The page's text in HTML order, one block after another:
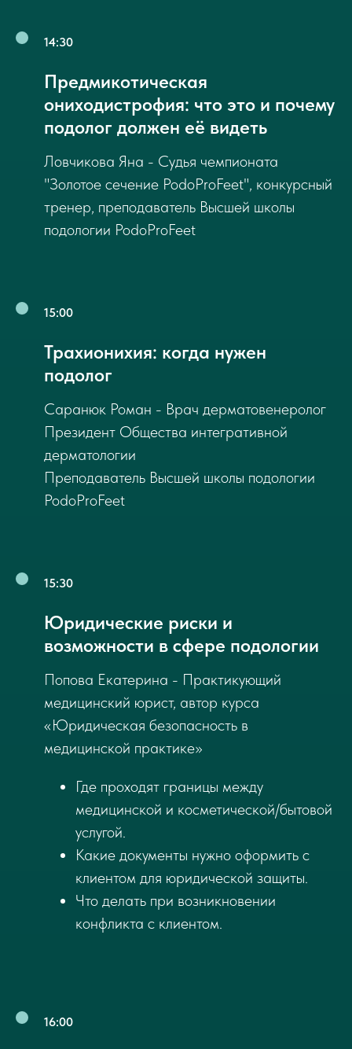
14:30
Предмикотическая
ониходистрофия: что это и почему
подолог должен её видеть
Ловчикова Яна - Судья чемпионата
"Золотое сечение PodoProFeet", конкурсный
тренер, преподаватель Высшей школы
подологии PodoProFeet
15:00
Трахионихия: когда нужен
подолог
Саранюк Роман - Врач дерматовенеролог
Президент Общества интегративной
дерматологии
Преподаватель Высшей школы подологии
PodoProFeet
15:30
Юридические риски и
возможности в сфере подологии
Попова Екатерина - Практикующий
медицинский юрист, автор курса
«Юридическая безопасность в
медицинской практике»
Где проходят границы между
медицинской и косметической/бытовой
услугой.
Какие документы нужно оформить с
клиентом для юридической защиты.
Что делать при возникновении
конфликта с клиентом.
16:00
ВСЕ НОВОСТИ
ФЕСТИВАЛЯ — В МАX
Вступайте в наш Max-канал — станьте
частью сообщества, погруженного в мир
технологий и бизнеса.
Анонсы спикеров и
программа
конференции
Полезные статьи и
материалы для